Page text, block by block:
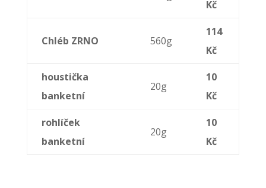
Kč
Chléb ZRNO 560g
114
Kč
houstička
banketní
20g
10
Kč
rohlíček
banketní
20g
10
Kč